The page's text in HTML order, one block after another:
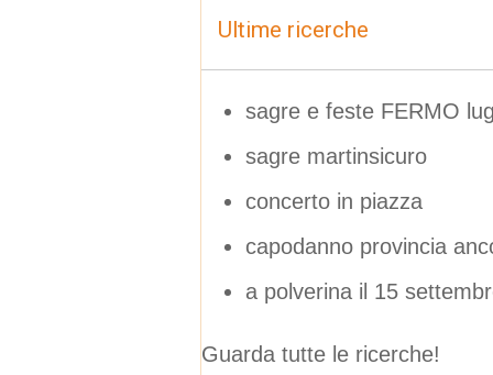
Ultime ricerche
sagre e feste FERMO
sagre martinsicuro
concerto in piazza
capodanno provincia
a polverina il 15
Guarda tutte le ricerche!